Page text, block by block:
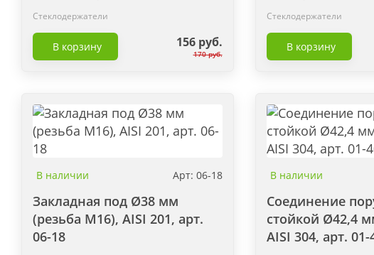
Стеклодержатели
156 руб.
170 руб.
В корзину
Стеклодержатели
В корзину
В наличии Арт: 06-18
Закладная под Ø38 мм
(резьба М16), AISI 201, арт.
06-18
В наличии
Соединение
стойкой Ø42,4
AISI 304, арт. 01-